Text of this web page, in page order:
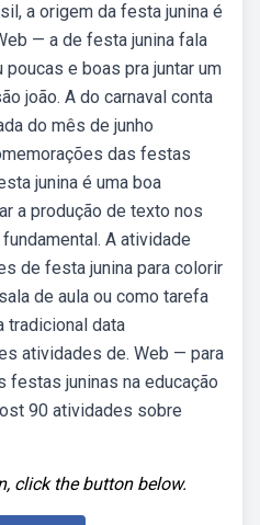
a origem da festa junina é
— a de festa junina fala
poucas e boas pra juntar um
joão. A do carnaval conta
do mês de junho
das festas
junina é uma boa
a produção de texto nos
A atividade
de festa junina para colorir
de aula ou como tarefa
tradicional data
atividades de. Web — para
festas juninas na educação
90 atividades sobre
click the button below.